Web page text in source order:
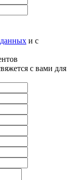
и с
с вами для